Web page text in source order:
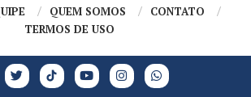
QUEM SOMOS
CONTATO
TERMOS DE USO